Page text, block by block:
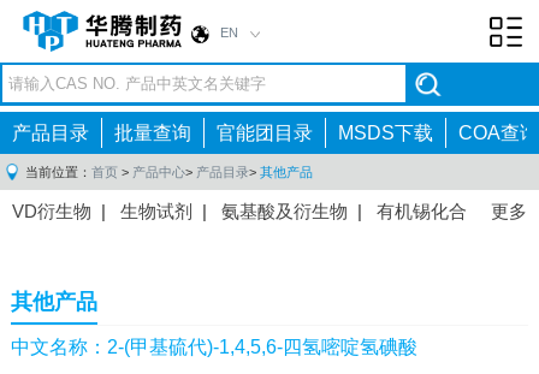
EN
产品目录 批量查询 官能团目录 MSDS下载 COA查询
当前位置： 首页 > 产品中心> 产品目录> 其他产品
更多
VD衍生物 | 生物试剂 | 氨基酸及衍生物 | 有机锡化合
间体|抗高血压药物中间体
感染药物中间体
体 |抗精神病药物中间体 | 抗炎药物中间体|精选原料
其他产品
中文名称：2-(甲基硫代)-1,4,5,6-四氢嘧啶氢碘酸